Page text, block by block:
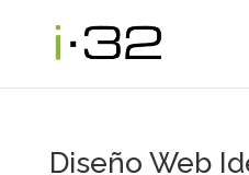
Diseño Web